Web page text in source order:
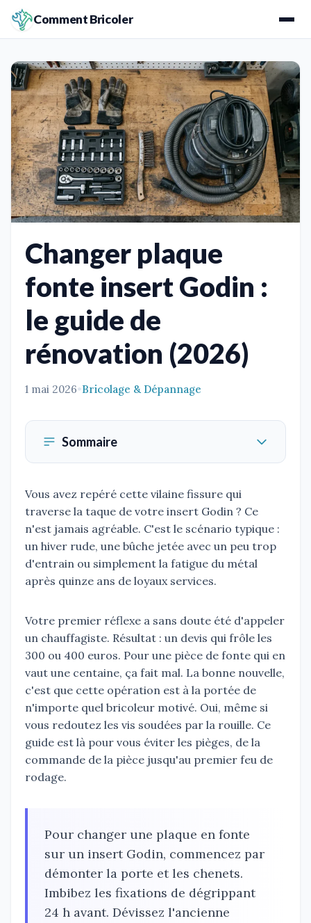
Comment Bricoler
Changer plaque
fonte insert Godin :
le guide de
rénovation (2026)
1 mai 2026•Bricolage & Dépannage
Sommaire
Vous avez repéré cette vilaine fissure qui
traverse la taque de votre insert Godin ? Ce
n'est jamais agréable. C'est le scénario typique :
un hiver rude, une bûche jetée avec un peu trop
d'entrain ou simplement la fatigue du métal
après quinze ans de loyaux services.
Votre premier réflexe a sans doute été d'appeler
un chauffagiste. Résultat : un devis qui frôle les
300 ou 400 euros. Pour une pièce de fonte qui en
vaut une centaine, ça fait mal. La bonne nouvelle,
c'est que cette opération est à la portée de
n'importe quel bricoleur motivé. Oui, même si
vous redoutez les vis soudées par la rouille. Ce
guide est là pour vous éviter les pièges, de la
commande de la pièce jusqu'au premier feu de
rodage.
Pour changer une plaque en fonte
sur un insert Godin, commencez par
démonter la porte et les chenets.
Imbibez les fixations de dégrippant
24 h avant. Dévissez l'ancienne